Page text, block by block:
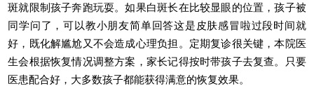
斑就限制孩子奔跑玩耍。如果白斑长在比较显眼的位置，孩子被
同学问了，可以教小朋友简单回答这是皮肤感冒啦过段时间就
好，既化解尴尬又不会造成心理负担。定期复诊很关键，本院医
生会根据恢复情况调整方案，家长记得按时带孩子去复查。只要
医患配合好，大多数孩子都能获得满意的恢复效果。